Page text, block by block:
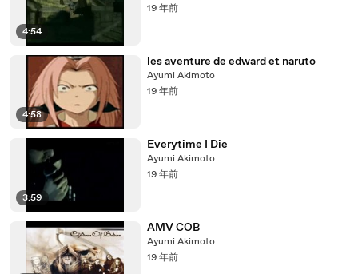
4:54
19 年前
4:58
les aventure de edward et naruto
Ayumi Akimoto
19 年前
3:59
Everytime I Die
Ayumi Akimoto
19 年前
AMV COB
Ayumi Akimoto
19 年前